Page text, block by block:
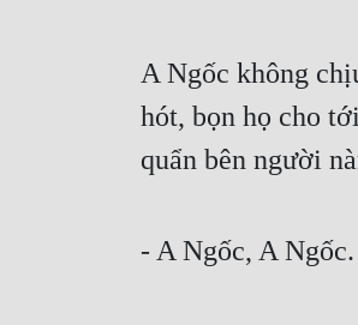
A Ngốc không
hót, bọn họ cho
quẩn bên người
- A Ngốc, A Ngốc.